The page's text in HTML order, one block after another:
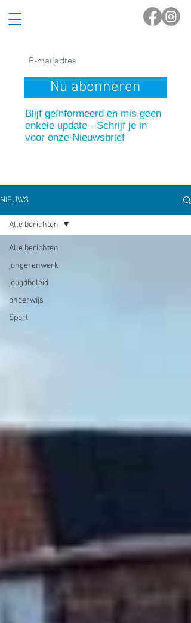
Nu abonneren
Blijf geïnformeerd en mis geen
enkele update - Schrijf je in
voor onze Nieuwsbrief
NIEUWS
Alle berichten
jongerenwerk
jeugdbeleid
onderwijs
Sport
Alle berichten